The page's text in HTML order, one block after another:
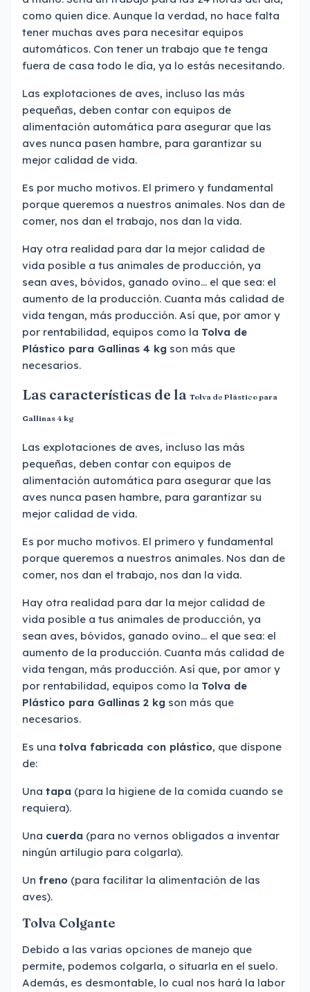
como quien dice. Aunque la verdad, no hace falta
tener muchas aves para necesitar equipos
automáticos. Con tener un trabajo que te tenga
fuera de casa todo le día, ya lo estás necesitando.
Las explotaciones de aves, incluso las más
pequeñas, deben contar con equipos de
alimentación automática para asegurar que las
aves nunca pasen hambre, para garantizar su
mejor calidad de vida.
Es por mucho motivos. El primero y fundamental
porque queremos a nuestros animales. Nos dan de
comer, nos dan el trabajo, nos dan la vida.
Hay otra realidad para dar la mejor calidad de
vida posible a tus animales de producción, ya
sean aves, bóvidos, ganado ovino... el que sea: el
aumento de la producción. Cuanta más calidad de
vida tengan, más producción. Así que, por amor y
por rentabilidad, equipos como la Tolva de
Plástico para Gallinas 4 kg son más que
necesarios.
Las características de la Tolva de Plástico para
Gallinas 4 kg
Las explotaciones de aves, incluso las más
pequeñas, deben contar con equipos de
alimentación automática para asegurar que las
aves nunca pasen hambre, para garantizar su
mejor calidad de vida.
Es por mucho motivos. El primero y fundamental
porque queremos a nuestros animales. Nos dan de
comer, nos dan el trabajo, nos dan la vida.
Hay otra realidad para dar la mejor calidad de
vida posible a tus animales de producción, ya
sean aves, bóvidos, ganado ovino... el que sea: el
aumento de la producción. Cuanta más calidad de
vida tengan, más producción. Así que, por amor y
por rentabilidad, equipos como la Tolva de
Plástico para Gallinas 2 kg son más que
necesarios.
Es una tolva fabricada con plástico, que dispone
de:
Una tapa (para la higiene de la comida cuando se
requiera).
Una cuerda (para no vernos obligados a inventar
ningún artilugio para colgarla).
Un freno (para facilitar la alimentación de las
aves).
Tolva Colgante
Debido a las varias opciones de manejo que
permite, podemos colgarla, o situarla en el suelo.
Además, es desmontable, lo cual nos hará la labor